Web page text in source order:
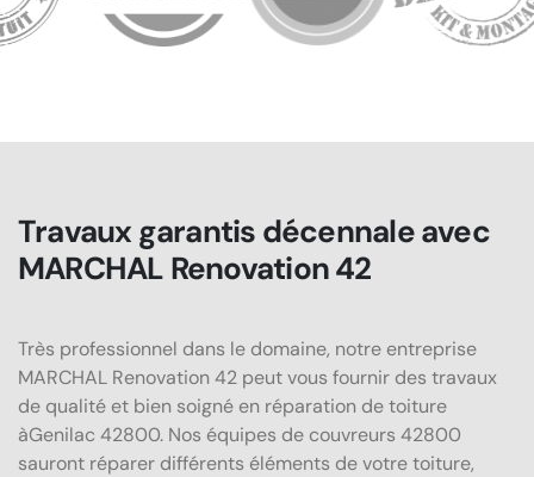
Travaux garantis décennale avec
MARCHAL Renovation 42
Très professionnel dans le domaine, notre entreprise
MARCHAL Renovation 42 peut vous fournir des travaux
de qualité et bien soigné en réparation de toiture
àGenilac 42800. Nos équipes de couvreurs 42800
sauront réparer différents éléments de votre toiture,